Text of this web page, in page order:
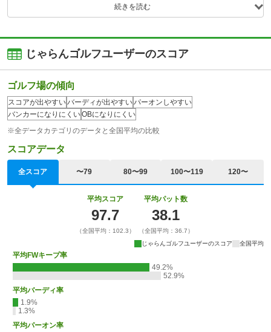
続きを読む
じゃらんゴルフユーザーのスコア
ゴルフ場の傾向
スコアが出やすいバーディが出やすいパーオンしやすい
バンカーになりにくいOBになりにくい
※全データカテゴリのデータと全国平均の比較
スコアデータ
全スコア 〜79 80〜99 100〜119 120〜
平均スコア
97.7
（全国平均：102.3）
平均パット数
38.1
（全国平均：36.7）
じゃらんゴルフユーザーのスコア
全国平均
平均FWキープ率
49.2%
52.9%
平均バーディ率
1.9%
1.3%
平均パーオン率